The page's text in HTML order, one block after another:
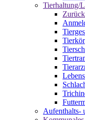
Tierhaltung/
Aufenthalts-